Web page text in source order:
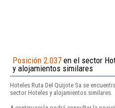
Posición 2.037 en el sector
y alojamientos similares
Hoteles Ruta Del Quijote Sa se
sector Hoteles y alojamientos similares.